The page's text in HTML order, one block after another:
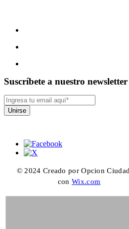
Suscríbete a nuestro newsletter
Unirse
© 2024 Creado por Opcion
conWix.com